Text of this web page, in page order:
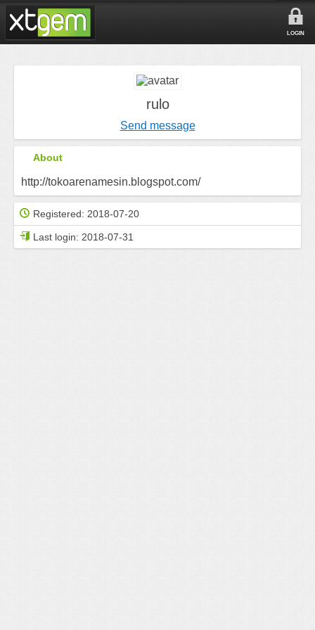
LOGIN
rulo
Send message
About
http://tokoarenamesin.blogspot.com/
Registered: 2018-07-20
Last login: 2018-07-31